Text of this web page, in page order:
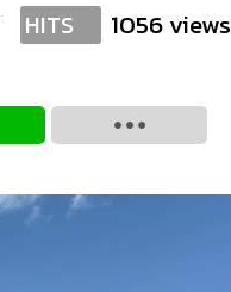
HITS 1056 views